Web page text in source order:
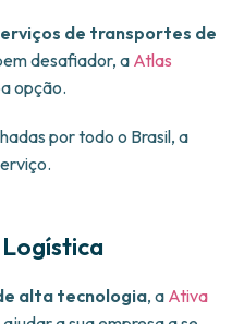
de transportes de
desafiador, a Atlas
opção.
por todo o Brasil, a
alta tecnologia, a Ativa